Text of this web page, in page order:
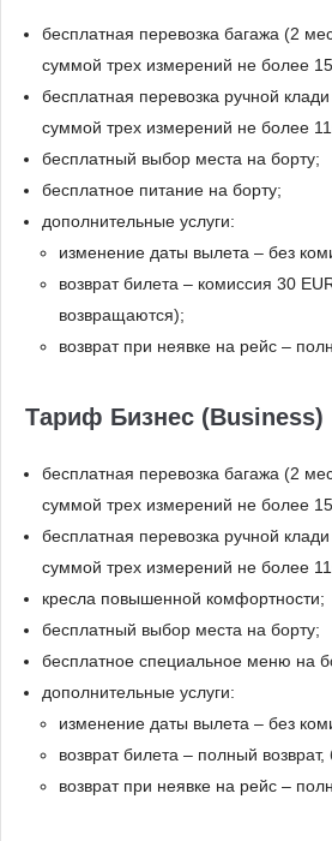
бесплатная перевозка багажа (2
суммой трех измерений не более
бесплатная перевозка ручной
суммой трех измерений не более
бесплатный выбор места на борту;
бесплатное питание на борту;
дополнительные услуги:
изменение даты вылета – без
возврат билета – комиссия 30
возвращаются);
возврат при неявке на рейс –
Тариф Бизнес (Business)
бесплатная перевозка багажа (2
суммой трех измерений не более
бесплатная перевозка ручной
суммой трех измерений не более
кресла повышенной комфортности;
бесплатный выбор места на борту;
бесплатное специальное меню на
дополнительные услуги:
изменение даты вылета – без
возврат билета – полный возврат,
возврат при неявке на рейс –